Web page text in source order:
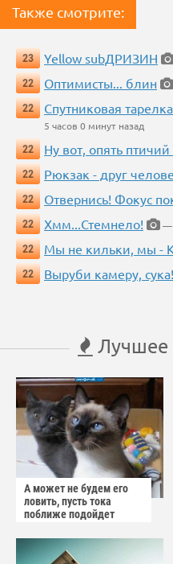
Также смотрите:
23 Yellow subДРИЗИН
22
Оптимисты... блин
22
Спутниковая
5 часов 0 минут назад
22
Ну вот, опять птичий
22
Рюкзак - друг
22
Отвернись! Фокус
22
Хмм...Стемнело!
—
22
Мы не кильки, мы -
22
Выруби камеру, сука!
Лучшее
А может не будем его
ловить, пусть тока
поближе подойдет